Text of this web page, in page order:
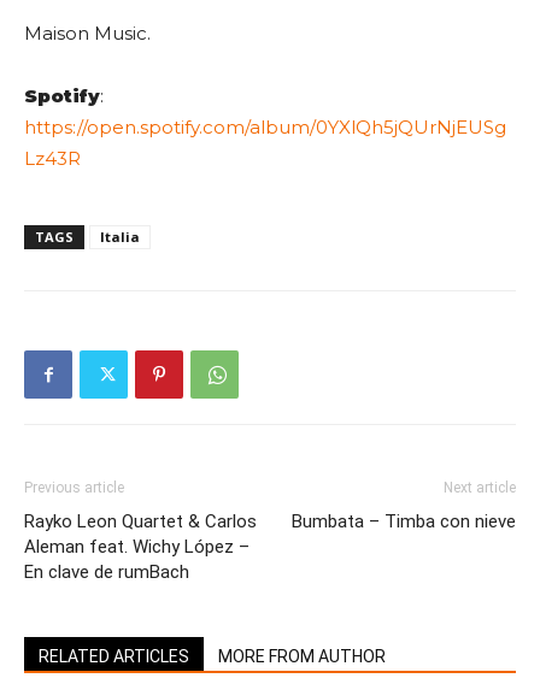
Maison Music.
Spotify:
https://open.spotify.com/album/0YXlQh5jQUrNjEUSg
Lz43R
TAGS Italia
Previous article
Rayko Leon Quartet & Carlos
Aleman feat. Wichy López –
En clave de rumBach
Next article
Bumbata – Timba con nieve
RELATED ARTICLES MORE FROM AUTHOR